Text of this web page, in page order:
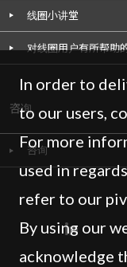
In order to
to our users,
For more
used in
refer to our
By using our
acknowledge
线圈小讲堂
对线圈用户有所帮助
咨询
咨询